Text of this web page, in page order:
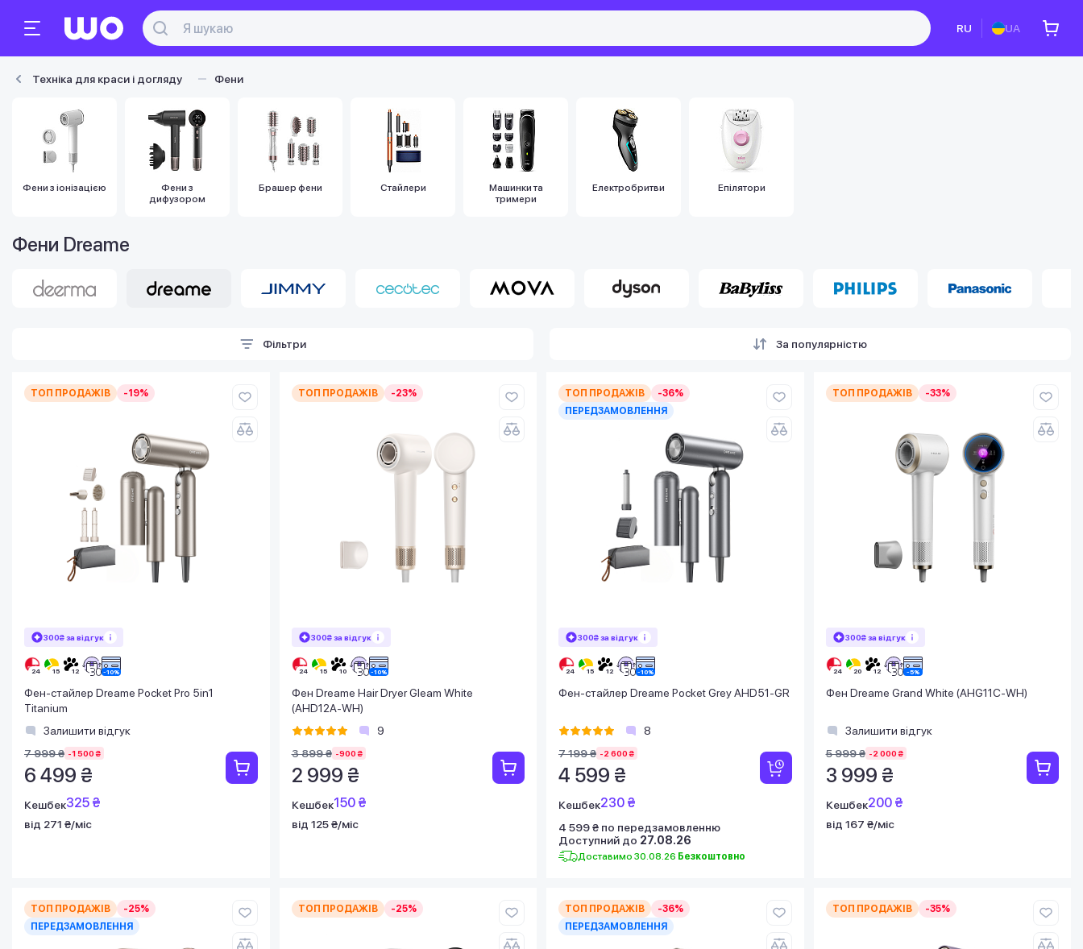
RU UA
Техніка для краси і догляду Фени
Фени з іонізацією
Фени з
дифузором
Брашер фени Стайлери
Машинки та
тримери
Електробритви Епілятори
Фени Dreame
Фільтри За популярністю
ТОП ПРОДАЖІВ -19%
300₴ за відгук
Фен-стайлер Dreame Pocket Pro 5in1
Titanium
Залишити відгук
7 999 ₴ -1 500 ₴
6 499 ₴
Кешбек325 ₴
від 271 ₴/міс
ТОП ПРОДАЖІВ -23%
300₴ за відгук
Фен Dreame Hair Dryer Gleam White
(AHD12A-WH)
9
3 899 ₴ -900 ₴
2 999 ₴
Кешбек150 ₴
від 125 ₴/міс
ТОП ПРОДАЖІВ
-36%
ПЕРЕДЗАМОВЛЕННЯ
300₴ за відгук
Фен-стайлер Dreame Pocket Grey AHD51-GR
8
7 199 ₴ -2 600 ₴
4 599 ₴
Кешбек230 ₴
4 599 ₴ по передзамовленню
Доступний до 27.08.26
Доставимо 30.08.26 Безкоштовно
ТОП ПРОДАЖІВ -33%
300₴ за відгук
Фен Dreame Grand White (AHG11C-WH)
Залишити відгук
5 999 ₴ -2 000 ₴
3 999 ₴
Кешбек200 ₴
від 167 ₴/міс
ТОП ПРОДАЖІВ
-25%
ПЕРЕДЗАМОВЛЕННЯ
ТОП ПРОДАЖІВ -25% ТОП ПРОДАЖІВ
-36%
ПЕРЕДЗАМОВЛЕННЯ
ТОП ПРОДАЖІВ -35%